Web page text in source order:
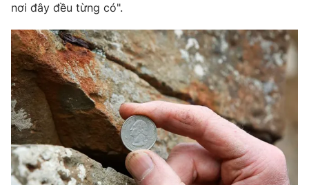
Video
VTV Money VTV Thể thao
VTV Sức khoẻ Bất động sản
Thị trường 24h Tấm lòng Việt
VTV4 Vươn mình bằng AI
nơi đây đều từng có".